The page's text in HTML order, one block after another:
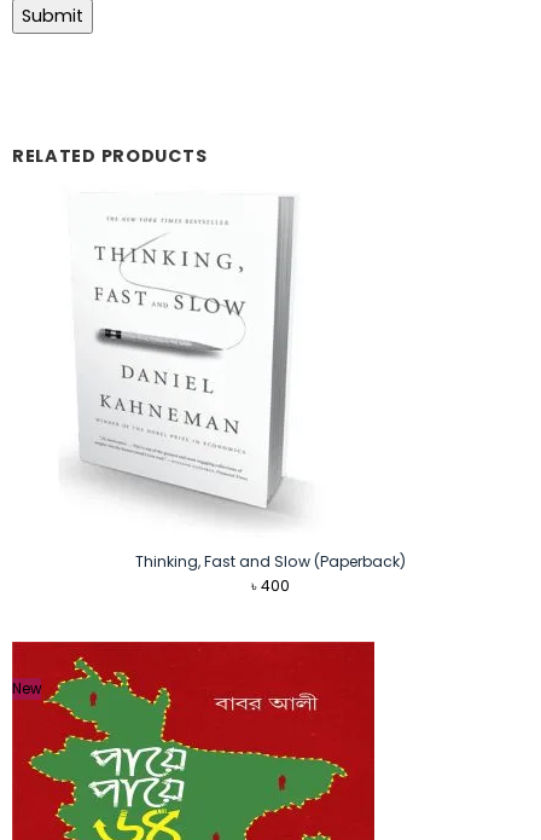
RELATED PRODUCTS
Thinking, Fast and Slow (Paperback)
৳400
New